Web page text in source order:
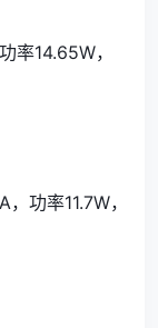
率14.65W，
功率11.7W，